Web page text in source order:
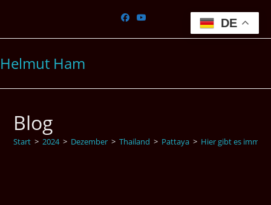
springen
Helmut Ham
Blog
Start > 2024 > Dezember > Thailand > Pattaya > Hier gibt es immer
DE